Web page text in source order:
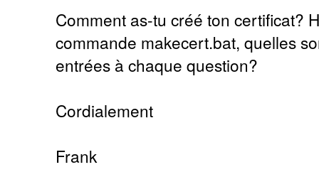
Comment as-tu créé ton certificat?
commande makecert.bat, quelles
entrées à chaque question?
Cordialement
Frank